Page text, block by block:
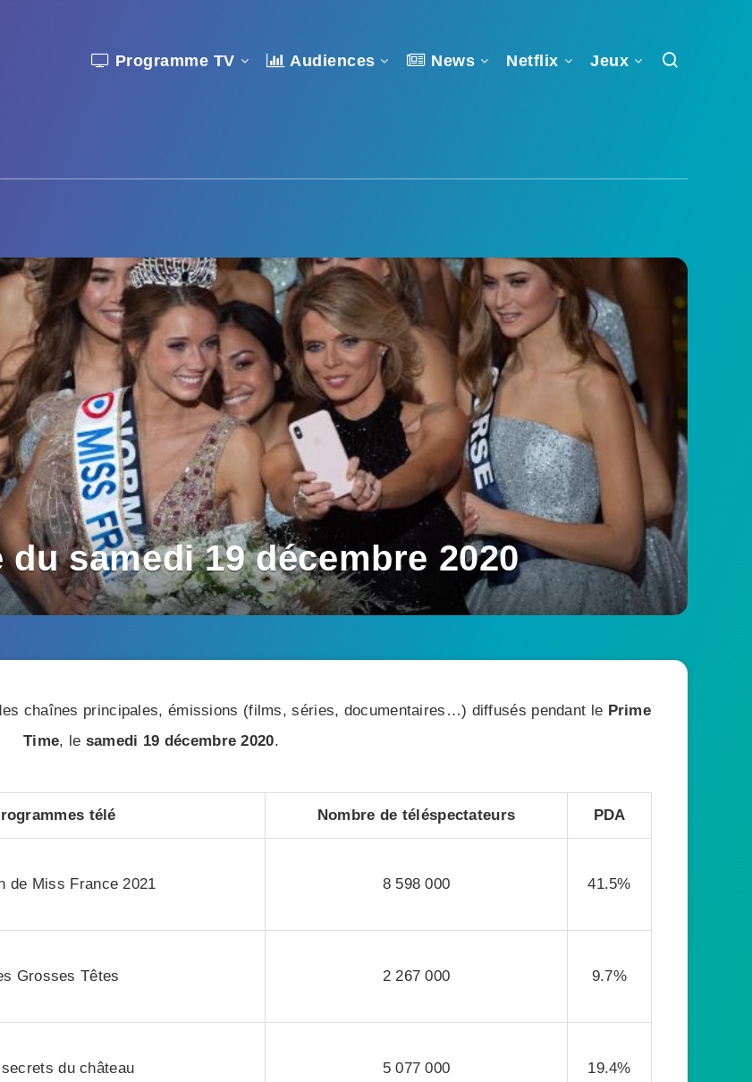
Programme TV Audiences News Netflix Jeux
samedi 19 décembre 2020
chaînes principales, émissions (films, séries, documentaires…) diffusés pendant le Prime
Time, le samedi 19 décembre 2020.
télé Nombre de téléspectateurs PDA
de Miss France 2021 8 598 000 41.5%
Grosses Têtes 2 267 000 9.7%
du château 5 077 000 19.4%